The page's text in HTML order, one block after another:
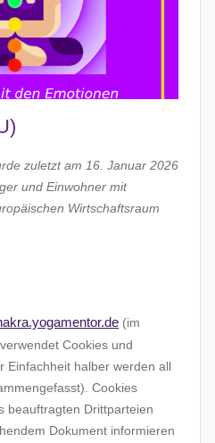
zuletzt am 16. Januar 2026
und Einwohner mit
Wirtschaftsraum
(im
Cookies und
Einfachheit halber werden all
Cookies
beauftragten Drittparteien
Dokument informieren